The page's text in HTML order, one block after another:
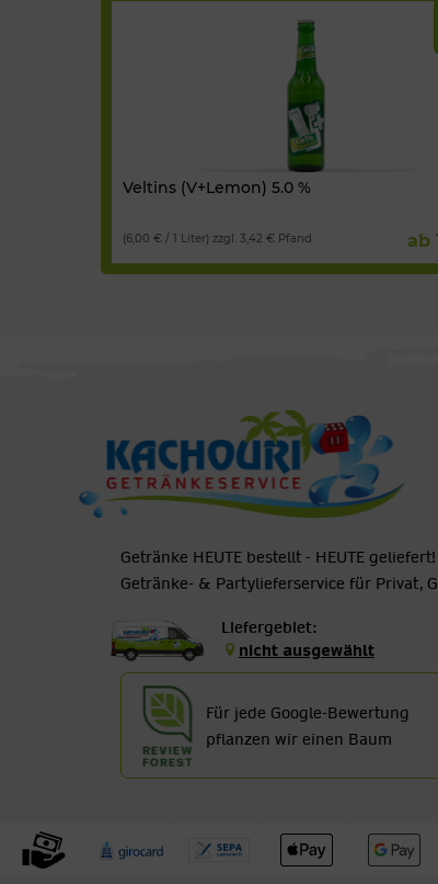
Veltins (V+Lemon) 5.0 %
(6,00 € / 1 Liter) zzgl. 3,42 € Pfand ab
Getränke HEUTE bestellt - HEUTE geliefert!
Getränke- & Partylieferservice für Privat,
Liefergebiet:
nicht ausgewählt
Für jede Google-Bewertung
pflanzen wir einen Baum